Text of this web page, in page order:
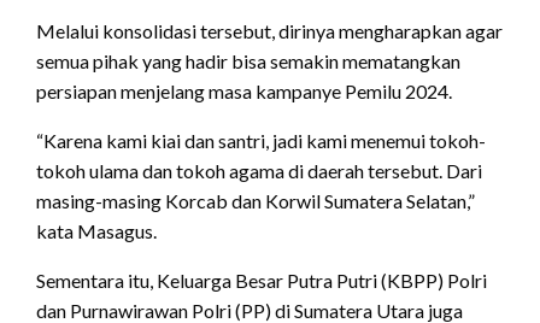
Melalui konsolidasi tersebut, dirinya mengharapkan agar
semua pihak yang hadir bisa semakin mematangkan
persiapan menjelang masa kampanye Pemilu 2024.
“Karena kami kiai dan santri, jadi kami menemui tokoh-
tokoh ulama dan tokoh agama di daerah tersebut. Dari
masing-masing Korcab dan Korwil Sumatera Selatan,”
kata Masagus.
Sementara itu, Keluarga Besar Putra Putri (KBPP) Polri
dan Purnawirawan Polri (PP) di Sumatera Utara juga